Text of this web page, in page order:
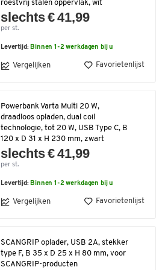
roestvrij stalen oppervlak, wit
slechts € 41,99
per st.
Levertijd: Binnen 1-2 werkdagen bij u
Vergelijken Favorietenlijst
Powerbank Varta Multi 20 W,
draadloos opladen, dual coil
technologie, tot 20 W, USB Type C, B
120 x D 31 x H 230 mm, zwart
slechts € 41,99
per st.
Levertijd: Binnen 1-2 werkdagen bij u
Vergelijken Favorietenlijst
SCANGRIP oplader, USB 2A, stekker
type F, B 35 x D 25 x H 80 mm, voor
SCANGRIP-producten